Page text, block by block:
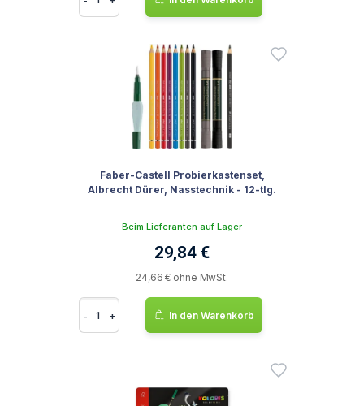
Faber-Castell Probierkastenset,
Albrecht Dürer, Nasstechnik - 12-tlg.
Beim Lieferanten auf Lager
29,84 €
24,66 € ohne MwSt.
- + In den Warenkorb